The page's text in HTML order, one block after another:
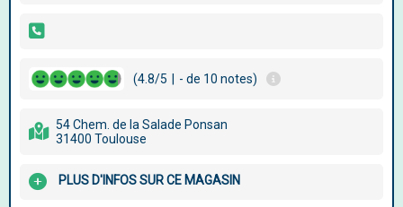
(4.8/5 - de 10 notes)
54 Chem. de la Salade Ponsan
31400 Toulouse
PLUS D'INFOS SUR CE MAGASIN